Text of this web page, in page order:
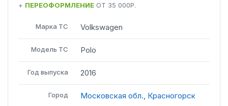
+ ПЕРЕОФОРМЛЕНИЕ ОТ 35 000Р.
Марка ТС Volkswagen
Модель ТС Polo
Год выпуска 2016
Город Московская обл. Красногорск